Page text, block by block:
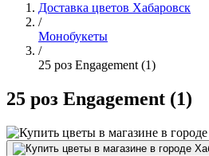
Доставка цветов Хабаровск
/
Монобукеты
/
25 роз Engagement (1)
25 роз Engagement (1)